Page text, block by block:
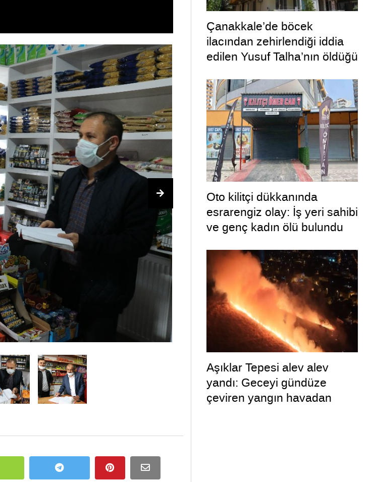
Çanakkale’de böcek
ilacından zehirlendiği iddia
edilen Yusuf Talha’nın öldüğü
Oto kilitçi dükkanında
esrarengiz olay: İş yeri sahibi
ve genç kadın ölü bulundu
Aşıklar Tepesi alev alev
yandı: Geceyi gündüze
çeviren yangın havadan